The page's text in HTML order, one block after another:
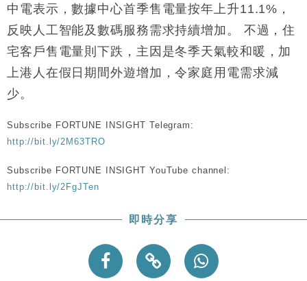
13:12
國際｜特朗普赴洛杉磯高球場活動前 男子攜槍彈被捕
12:30
財經｜香港7月PMI回落至51 企業擴張放慢兼縮減人
手
11:40
財經｜黑石傳再籌逾360億美元 支援Anthropic租用
25%
18:15
本地｜新世界K11 9月升級會員制度 增鉑金卡級別鎖
17:40
財經｜本港6月零售額連升14個月 珠寶鐘錶銷售升勢
16:33
財經｜滙控重啟最多10億美元回購 派息比率目標維持
中電表示，數據中心首季售電量按年上升11.1%，
反映人工智能及數碼服務需求持續增加。 不過，住
宅客戶售電量則下跌，主因是冬季天氣較和暖，加
上港人在假日期間外遊增加，令家庭用電需求減
少。
Subscribe FORTUNE INSIGHT Telegram:
http://bit.ly/2M63TRO
Subscribe FORTUNE INSIGHT YouTube channel:
http://bit.ly/2FgJTen
即時分享